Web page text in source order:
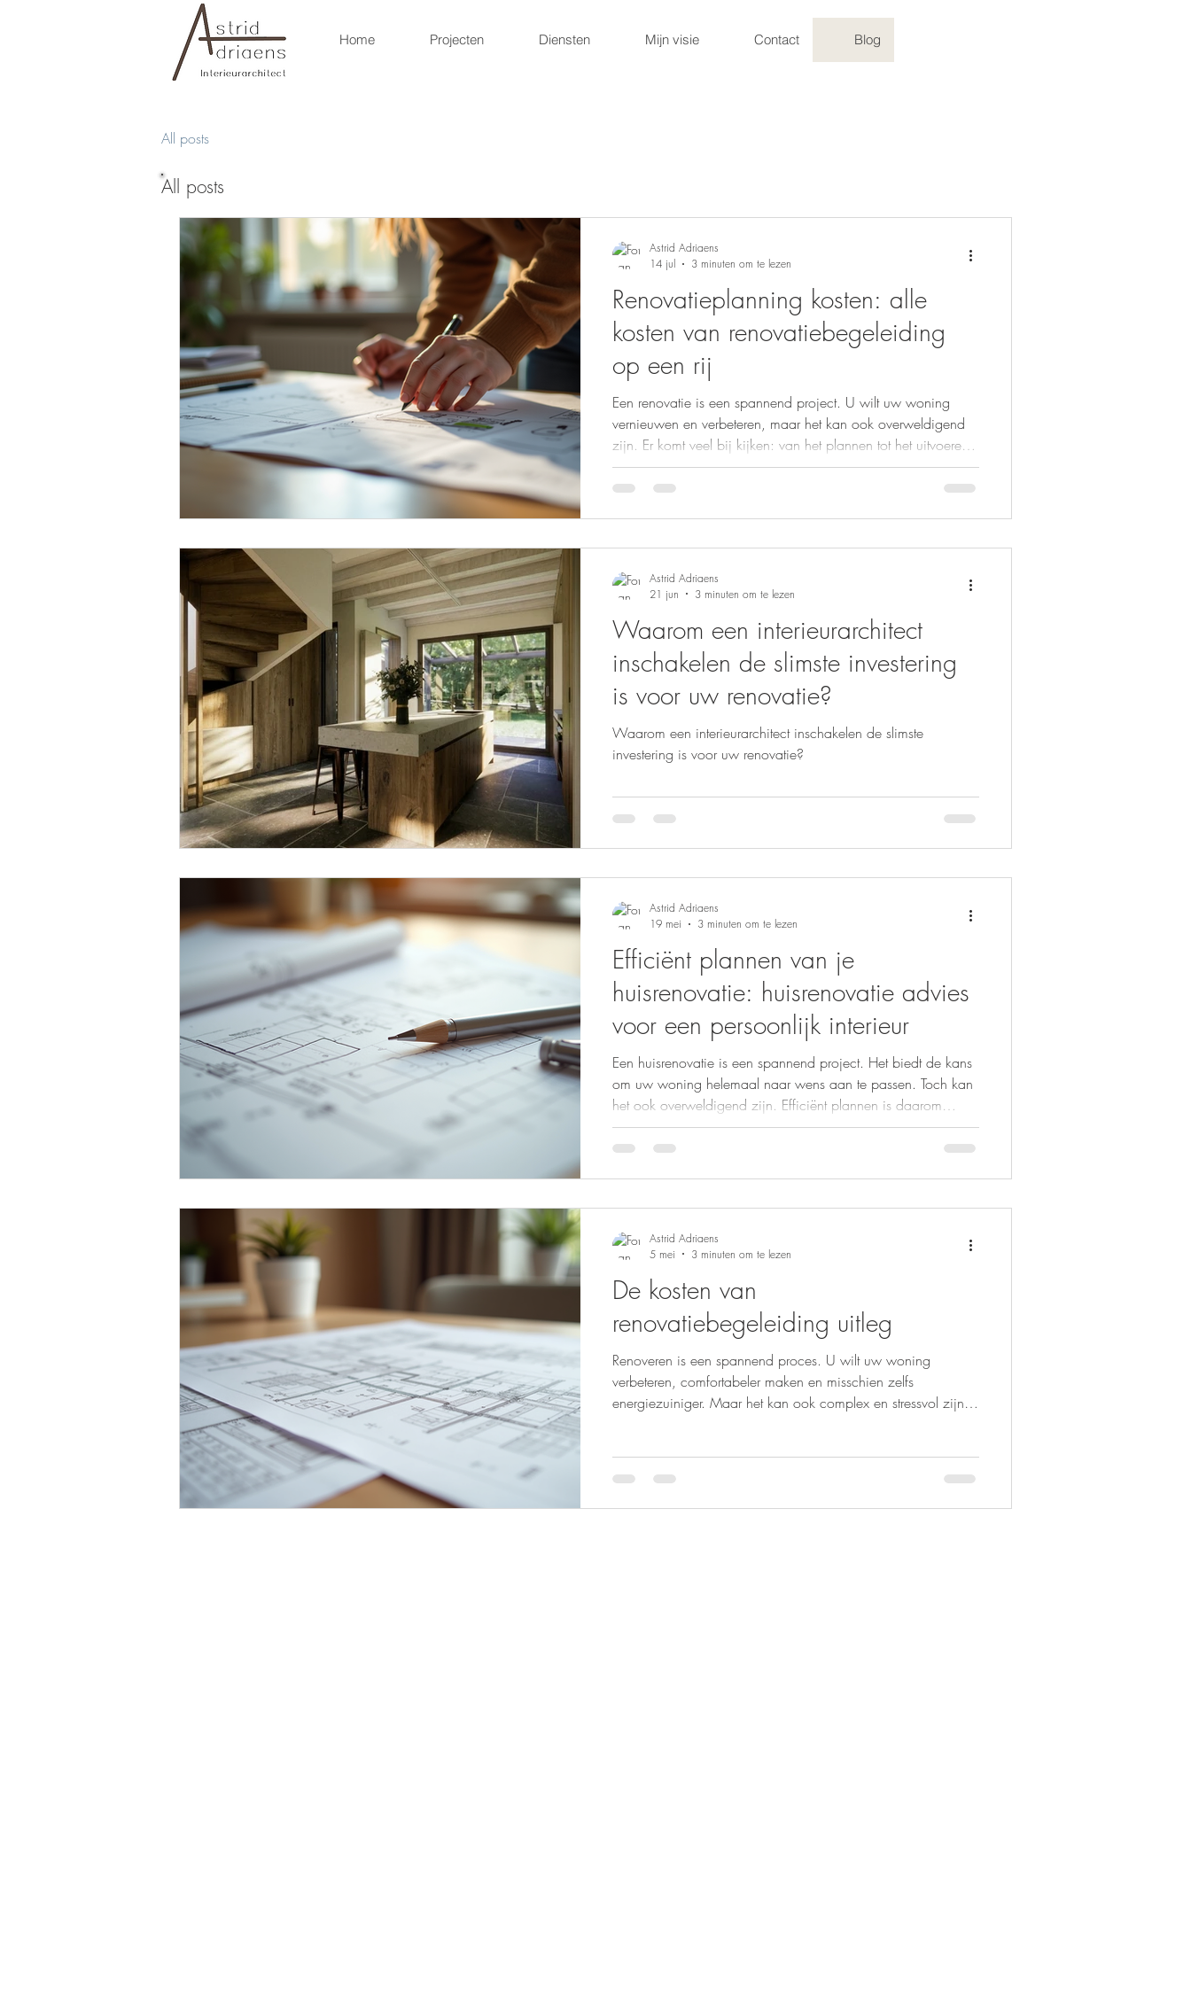
Home Projecten Diensten Mijn visie Contact Blog
All posts
All posts
Renovatieplanning kosten: alle
kosten van renovatiebegeleiding
op een rij
Een renovatie is een spannend project. U wilt uw woning
vernieuwen en verbeteren, maar het kan ook overweldigend
zijn. Er komt veel bij kijken: van het plannen tot het uitvoeren.
Daarom is renovatiebegeleiding zo waardevol. Een expert
helpt u stap voor stap. Maar wat kost zo’n begeleiding
u precies waar u aan toe bent. Wat is renovatiebegeleiding
en waarom is het
Astrid Adriaens
14 jul
3 minuten om te lezen
Waarom een interieurarchitect
inschakelen de slimste investering
is voor uw renovatie?
Waarom een interieurarchitect inschakelen de slimste
investering is voor uw renovatie?
Astrid Adriaens
21 jun
3 minuten om te lezen
Efficiënt plannen van je
huisrenovatie: huisrenovatie advies
voor een persoonlijk interieur
Een huisrenovatie is een spannend project. Het biedt de kans
om uw woning helemaal naar wens aan te passen. Toch kan
het ook overweldigend zijn. Efficiënt plannen is daarom
essentieel. Zo voorkomt u stress, onnodige kosten en
vertragingen. Dit artikel helpt u stap voor stap bij het plannen
een duidelijk plan: huisrenovatie advies Een goede
voorbereiding is
Astrid Adriaens
19 mei
3 minuten om te lezen
De kosten van
renovatiebegeleiding uitleg
Renoveren is een spannend proces. U wilt uw woning
verbeteren, comfortabeler maken en misschien zelfs
energiezuiniger. Maar het kan ook complex en stressvol zijn.
we helder uit wat u kunt verwachten. Zo weet u precies waar
u aan toe bent. Wat is renovatiebegeleiding precies?
Astrid Adriaens
5 mei
3 minuten om te lezen